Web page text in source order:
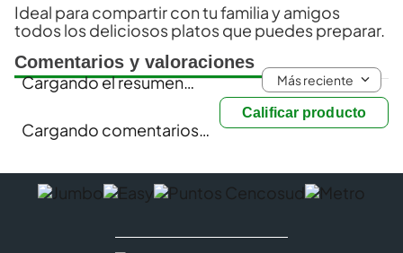
Ideal para compartir con tu familia y amigos
todos los deliciosos platos que puedes preparar.
Comentarios y valoraciones
Calificar producto
Cargando el resumen… Más reciente
Cargando comentarios…